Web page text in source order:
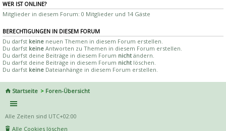
WER IST ONLINE?
Mitglieder in diesem Forum: 0 Mitglieder und 14 Gäste
BERECHTIGUNGEN IN DIESEM FORUM
Du darfst keine neuen Themen in diesem Forum erstellen.
Du darfst keine Antworten zu Themen in diesem Forum erstellen.
Du darfst deine Beiträge in diesem Forum nicht ändern.
Du darfst deine Beiträge in diesem Forum nicht löschen.
Du darfst keine Dateianhänge in diesem Forum erstellen.
Startseite Foren-Übersicht
Alle Zeiten sind UTC+02:00
Alle Cookies löschen